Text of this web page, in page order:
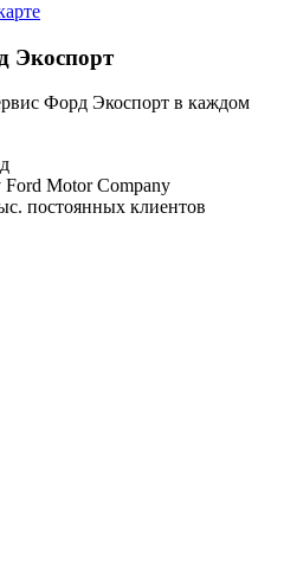
Экоспорт
Форд Экоспорт в каждом
Ford Motor Company
постоянных клиентов